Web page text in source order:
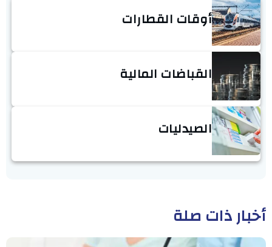
أوقات القطارات
القباضات المالية
الصيدليات
أخبار ذات صلة